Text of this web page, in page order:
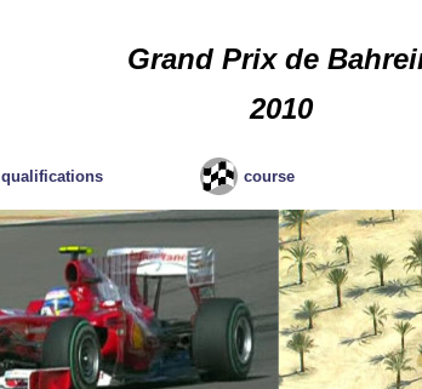
Grand Prix de
2010
qualifications course